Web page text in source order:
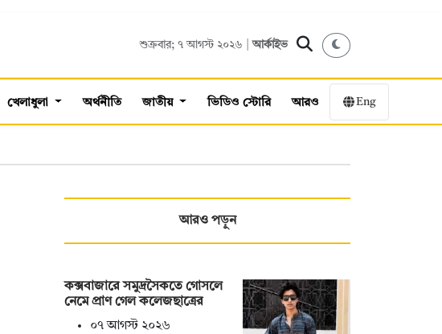
শুক্রবার; ৭ আগস্ট ২০২৬ |আর্কাইভ
খেলাধুলা অর্থনীতি জাতীয় ভিডিও স্টোরি আরও Eng
আরও পড়ুন
কক্সবাজারে সমুদ্রসৈকতে গোসলে
নেমে প্রাণ গেল কলেজছাত্রের
০৭ আগস্ট ২০২৬